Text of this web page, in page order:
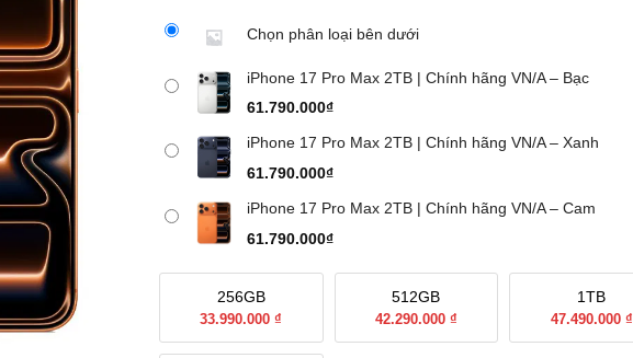
Chọn phân loại bên dưới
iPhone 17 Pro Max 2TB | Chính hãng VN/A – Bạc
61.790.000₫
iPhone 17 Pro Max 2TB | Chính hãng VN/A – Xanh
61.790.000₫
iPhone 17 Pro Max 2TB | Chính hãng VN/A – Cam
61.790.000₫
256GB
33.990.000 ₫
512GB
42.290.000 ₫
1TB
47.490.000 ₫